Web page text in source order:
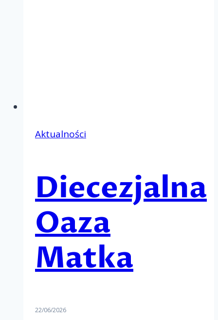
Aktualności
Diecezjalna
Oaza
Matka
22/06/2026